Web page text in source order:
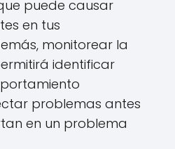
puede causar
en tus
monitorear la
identificar
problemas antes
en un problema